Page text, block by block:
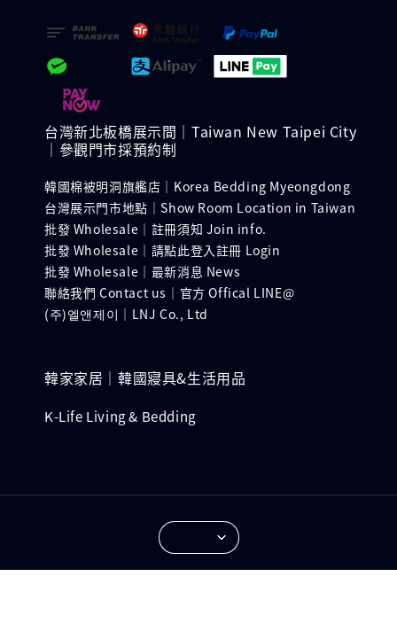
台灣新北板橋展示間｜Taiwan New Taipei City
｜參觀門市採預約制
韓國棉被明洞旗艦店｜Korea Bedding Myeongdong
台灣展示門市地點｜Show Room Location in Taiwan
批發 Wholesale｜註冊須知 Join info.
批發 Wholesale｜請點此登入註冊 Login
批發 Wholesale｜最新消息 News
聯絡我們 Contact us｜官方 Offical LINE@
(주)엘앤제이｜LNJ Co., Ltd
韓家家居｜韓國寢具&生活用品
K-Life Living & Bedding